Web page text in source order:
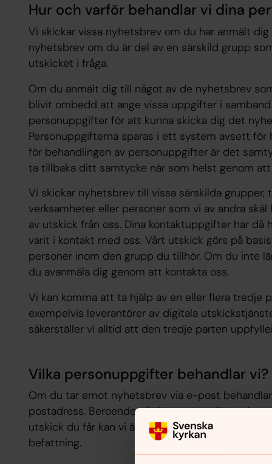
Hur och varför behandlar vi dina
Vi skickar vissa nyhetsbrev om du har anmält
nyhetsbrev om du är del av en särskild grupp
utskicket i fråga.
Om du anmält dig till något av de nyhetsbrev
blivit ombedd att ange vissa uppgifter i
personuppgifter för att kunna skicka dig det
Personuppgifterna sparas i ett system avsett för
för behandlingen av personuppgifter är det
ta tillbaka ditt samtycke när som helst genom
Vi skickar nyhetsbrev till vissa särskilda grupper,
verksamheter eller personer som vi av andra
av utskick från oss. Dina kontaktuppgifter har då
varit i kontakt med oss. Vårt utskick görs på
personer inom den grupp du tillhör. Om du inte
du avanmäla dig genom att kontakta oss.
Vi kan komma att ta hjälp av en eller flera
exempelvis leverantörer av digitala
säkerställer vi alltid att den tredje parten
Vilka personuppgifter behandlar vi?
Om du tar emot nyhetsbrev via e-post
postadress. Beroende på det sammanhang du
utskick du får kan vi även komma att behandla
befattning.